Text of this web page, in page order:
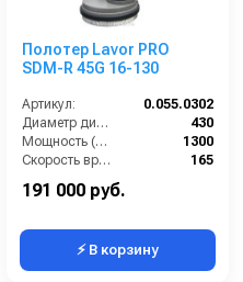
Полотер Lavor PRO
SDM-R 45G 16-130
Артикул:
0.055.0302
Диаметр диска / рабочая ширина (мм):
430
Мощность (Вт):
1300
Скорость вращения щётки (об/мин):
165
191 000 руб.
⚡ В корзину